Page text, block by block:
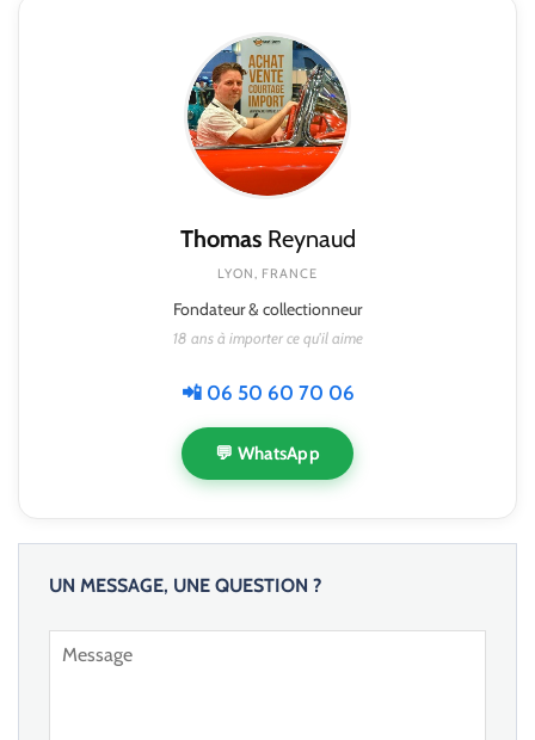
ThomasReynaud
LYON, FRANCE
Fondateur & collectionneur
18 ans à importer ce qu'il aime
📲 06 50 60 70 06
💬 WhatsApp
UN MESSAGE, UNE QUESTION ?